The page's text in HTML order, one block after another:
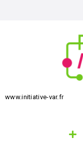
www.initiative-var.fr